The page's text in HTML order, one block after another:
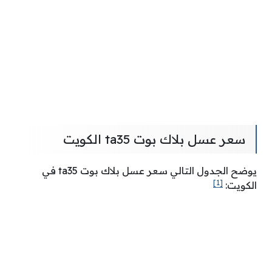
سعر عسل بلاك بوت ta35 الكويت
يوضح الجدول التالي سعر عسل بلاك بوت ta35 في
الكويت: [1]